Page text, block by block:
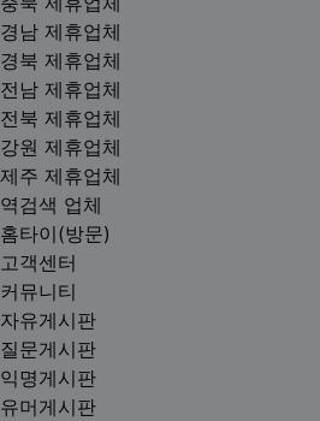
경남 제휴업체
경북 제휴업체
전남 제휴업체
전북 제휴업체
강원 제휴업체
제주 제휴업체
역검색 업체
홈타이(방문)
고객센터
커뮤니티
자유게시판
질문게시판
익명게시판
유머게시판